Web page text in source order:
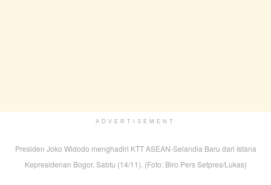
ADVERTISEMENT
Presiden Joko Widodo menghadiri KTT ASEAN-Selandia Baru dari Istana
Kepresidenan Bogor, Sabtu (14/11). (Foto: Biro Pers Setpres/Lukas)